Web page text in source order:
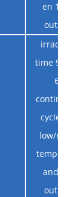
en 160 mJ
output）
irradiation
time 90s,
60s,
continuous
cycles （at
low/
and 85mj
output）